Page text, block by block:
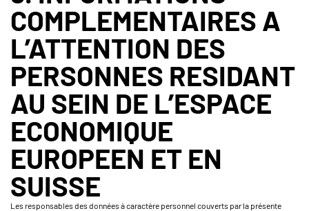
COMPLEMENTAIRES A
L’ATTENTION DES
PERSONNES RESIDANT
AU SEIN DE L’ESPACE
ECONOMIQUE
EUROPEEN ET EN
SUISSE
Les responsables des données à caractère personnel couverts par la présente